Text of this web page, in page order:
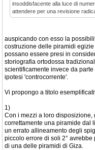
insoddisfacente alla luce di
attendere per una revisione
auspicando con esso la
costruzione delle piramidi
possano essere presi in
storiografia ortodossa
scientificamente invece da
ipotesi 'controcorrente'.
Vi propongo a titolo
1)
Con i mezzi a loro
correttamente una piramide dal
un errato allineamento degli
piccolo errore di soli 2°
di una delle piramidi di Giza.